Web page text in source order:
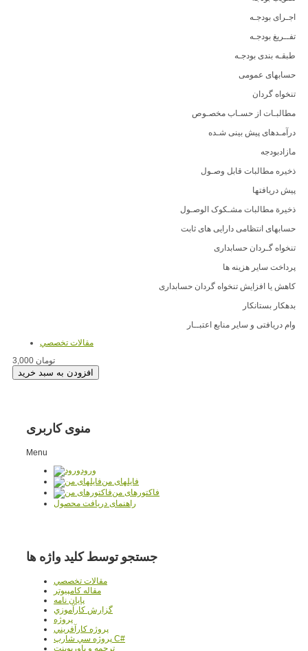
اجـرای بودجـه
تفــریغ‎ بودجـه
طبقـه بندی بودجـه
حسابهای عمومی
تنخواه گردان
مطالبـات از حسـاب مخصـوص
درآمـدهای پیش بینی شـده
مازادبودجه
ذخیره مطالبات قابل وصـول
پیش دریافتها
ذخیرة مطالبات مشـکوک الوصـول
حسابهای انتظامی دارایی های ثابت
تنخواه گـردان حسابداری
پرداخت سایر هزینه ها
کاهش یا افزایش تنخواه گردان حسابداری
بدهکار بستانکار
وام دریافتی و سایر منابع اعتبــار
مقالات تخصصي
3,000 تومان
منوی کاربری
Menu
ورود
فایلهای من
فاکتورهای من
راهنمای دریافت محصول
جستجو توسط کلید واژه ها
مقالات تخصصي
مقاله کامپیوتر
پایان نامه
گزارش کارآموزي
پروژه
پروژه کارآفريني
پروژه سي شارپ C#
ترجمه و پاورپوينت